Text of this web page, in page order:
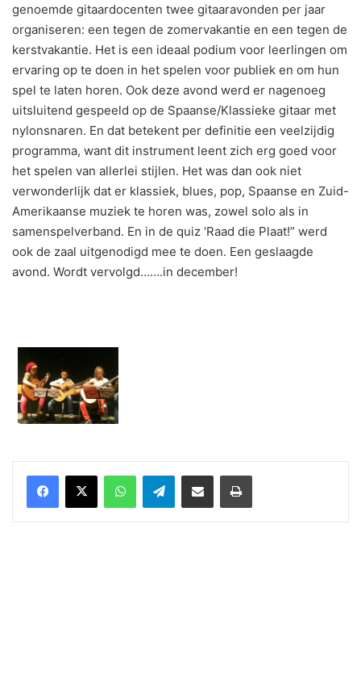
genoemde gitaardocenten twee gitaaravonden per jaar
organiseren: een tegen de zomervakantie en een tegen de
kerstvakantie. Het is een ideaal podium voor leerlingen om
ervaring op te doen in het spelen voor publiek en om hun
spel te laten horen. Ook deze avond werd er nagenoeg
uitsluitend gespeeld op de Spaanse/Klassieke gitaar met
nylonsnaren. En dat betekent per definitie een veelzijdig
programma, want dit instrument leent zich erg goed voor
het spelen van allerlei stijlen. Het was dan ook niet
verwonderlijk dat er klassiek, blues, pop, Spaanse en Zuid-
Amerikaanse muziek te horen was, zowel solo als in
samenspelverband. En in de quiz ‘Raad die Plaat!” werd
ook de zaal uitgenodigd mee te doen. Een geslaagde
avond. Wordt vervolgd…….in december!
WhatsAppTelegramDelen via Email Print